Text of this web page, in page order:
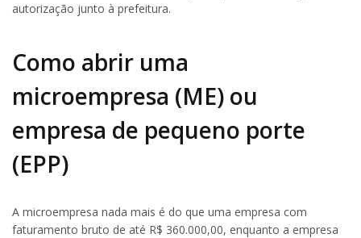
autorização junto à prefeitura.
Como abrir uma
microempresa (ME) ou
empresa de pequeno porte
(EPP)
A microempresa nada mais é do que uma empresa com
faturamento bruto de até R$ 360.000,00, enquanto a empresa